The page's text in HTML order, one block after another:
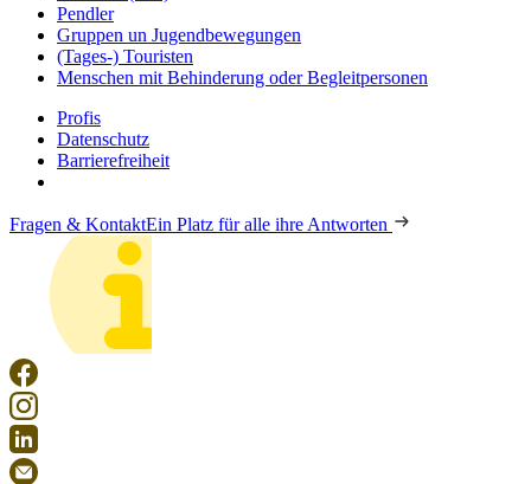
Pendler
Gruppen un Jugendbewegungen
(Tages-) Touristen
Menschen mit Behinderung oder Begleitpersonen
Profis
Datenschutz
Barrierefreiheit
Fragen & KontaktEin Platz für alle ihre Antworten